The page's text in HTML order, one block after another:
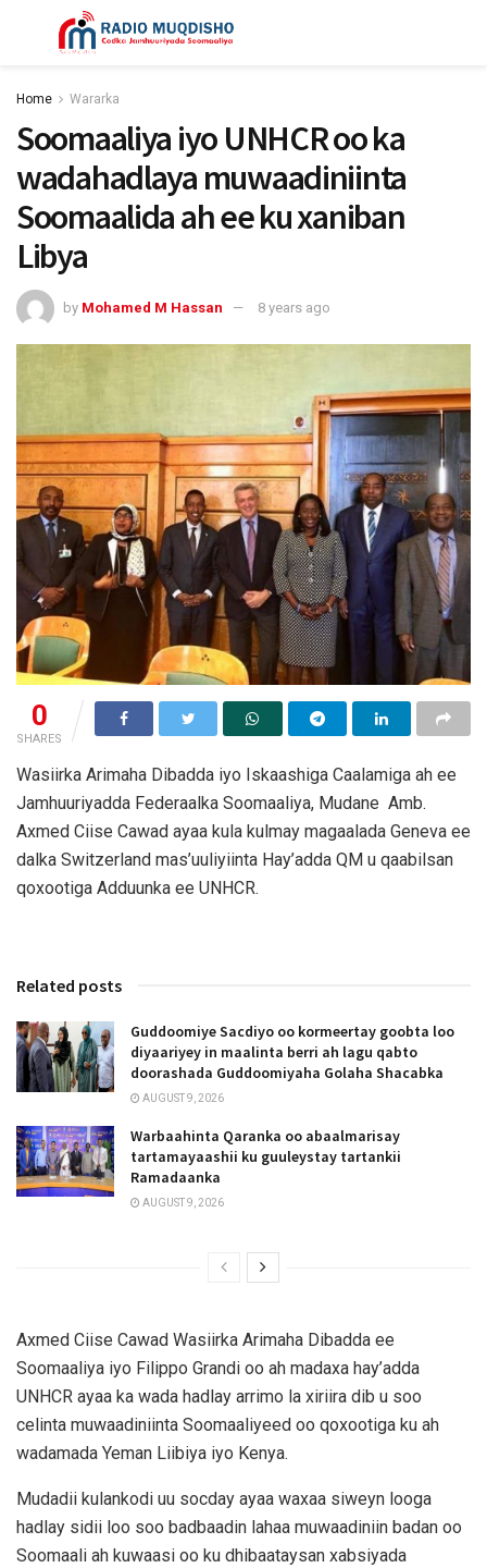
Home Wararka
Soomaaliya iyo UNHCR oo ka
wadahadlaya muwaadiniinta
Soomaalida ah ee ku xaniban
Libya
by Mohamed M Hassan 8 years ago
0
SHARES
Wasiirka Arimaha Dibadda iyo Iskaashiga Caalamiga ah ee
Jamhuuriyadda Federaalka Soomaaliya, Mudane Amb.
Axmed Ciise Cawad ayaa kula kulmay magaalada Geneva ee
dalka Switzerland mas’uuliyiinta Hay’adda QM u qaabilsan
qoxootiga Adduunka ee UNHCR.
Related posts
Guddoomiye Sacdiyo oo kormeertay goobta loo
diyaariyey in maalinta berri ah lagu qabto
doorashada Guddoomiyaha Golaha Shacabka
AUGUST 9, 2026
Warbaahinta Qaranka oo abaalmarisay
tartamayaashii ku guuleystay tartankii
Ramadaanka
AUGUST 9, 2026
Axmed Ciise Cawad Wasiirka Arimaha Dibadda ee
Soomaaliya iyo Filippo Grandi oo ah madaxa hay’adda
UNHCR ayaa ka wada hadlay arrimo la xiriira dib u soo
celinta muwaadiniinta Soomaaliyeed oo qoxootiga ku ah
wadamada Yeman Liibiya iyo Kenya.
Mudadii kulankodi uu socday ayaa waxaa siweyn looga
hadlay sidii loo soo badbaadin lahaa muwaadiniin badan oo
Soomaali ah kuwaasi oo ku dhibaataysan xabsiyada